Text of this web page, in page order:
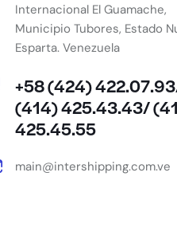
Internacional El Guamache,
Municipio Tubores, Estado
Esparta. Venezuela
+58 (424)
(414) 425.43.43/
425.45.55
main@intershipping.com.ve